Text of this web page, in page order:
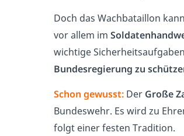
Doch das Wachbataillon
vor allem im
wichtige
Bundesregierung zu
Schon gewusst: Der Große
Bundeswehr. Es wird zu
folgt einer festen Tradition.